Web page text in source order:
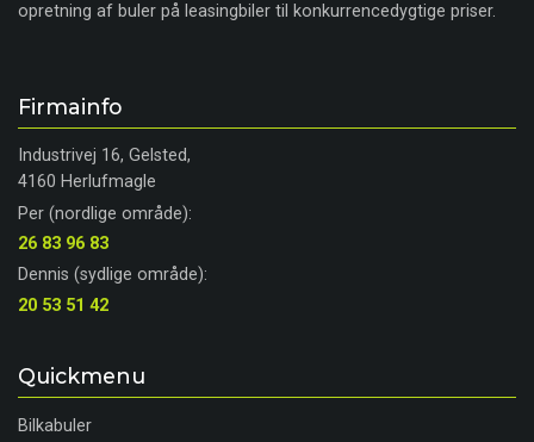
opretning af buler på leasingbiler til konkurrencedygtige priser.
Firmainfo
Industrivej 16, Gelsted,
4160 Herlufmagle
Per (nordlige område):
26 83 96 83
Dennis (sydlige område):
20 53 51 42
Quickmenu
Bilkabuler